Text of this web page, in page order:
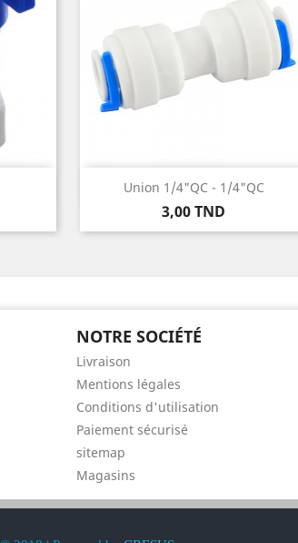
Union 1/4"QC - 1/4"QC
Prix
3,00 TND
Aperçu rapide
NOTRE SOCIÉTÉ
Livraison
Mentions légales
Conditions d'utilisation
Paiement sécurisé
sitemap
Magasins